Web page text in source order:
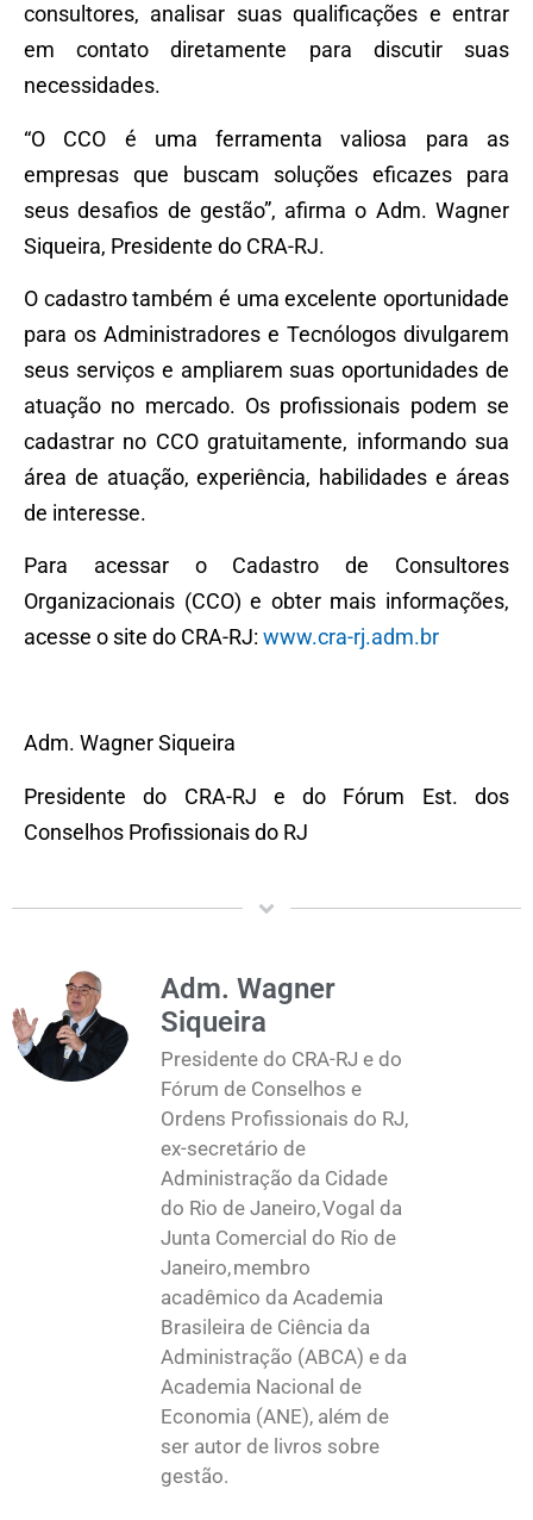
consultores, analisar suas qualificações e entrar
em contato diretamente para discutir suas
necessidades.
“O CCO é uma ferramenta valiosa para as
empresas que buscam soluções eficazes para
seus desafios de gestão”, afirma o Adm. Wagner
Siqueira, Presidente do CRA-RJ.
O cadastro também é uma excelente oportunidade
para os Administradores e Tecnólogos divulgarem
seus serviços e ampliarem suas oportunidades de
atuação no mercado. Os profissionais podem se
cadastrar no CCO gratuitamente, informando sua
área de atuação, experiência, habilidades e áreas
de interesse.
Para acessar o Cadastro de Consultores
Organizacionais (CCO) e obter mais informações,
acesse o site do CRA-RJ: www.cra-rj.adm.br
Adm. Wagner Siqueira
Presidente do CRA-RJ e do Fórum Est. dos
Conselhos Profissionais do RJ
Adm. Wagner
Siqueira
Presidente do CRA-RJ e do
Fórum de Conselhos e
Ordens Profissionais do RJ,
ex-secretário de
Administração da Cidade
do Rio de Janeiro, Vogal da
Junta Comercial do Rio de
Janeiro, membro
acadêmico da Academia
Brasileira de Ciência da
Administração (ABCA) e da
Academia Nacional de
Economia (ANE), além de
ser autor de livros sobre
gestão.